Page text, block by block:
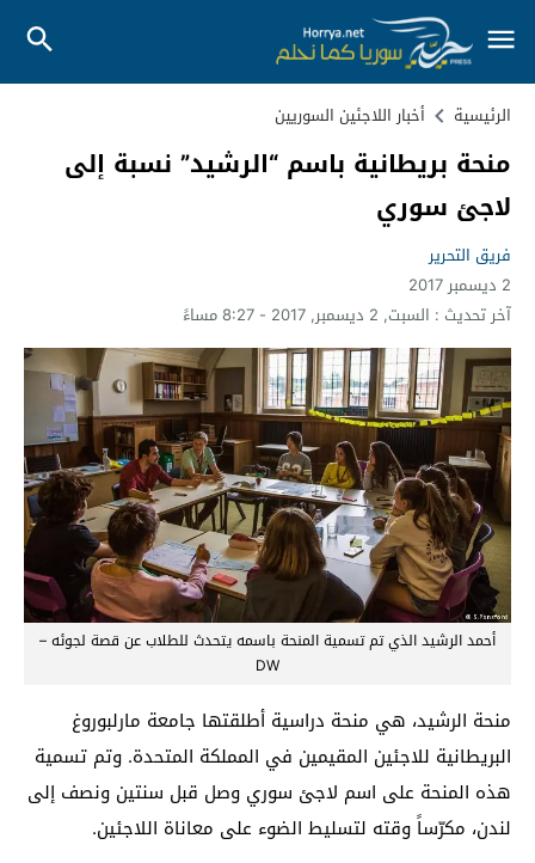
الرئيسية أخبار اللاجئين السوريين
منحة بريطانية باسم “الرشيد” نسبة إلى
لاجئ سوري
فريق التحرير
2 ديسمبر 2017
آخر تحديث : السبت, 2 ديسمبر, 2017 - 8:27 مساءً
أحمد الرشيد الذي تم تسمية المنحة باسمه يتحدث للطلاب عن قصة لجوئه –
DW
منحة الرشيد، هي منحة دراسية أطلقتها جامعة مارلبوروغ
البريطانية للاجئين المقيمين في المملكة المتحدة. وتم تسمية
هذه المنحة على اسم لاجئ سوري وصل قبل سنتين ونصف إلى
لندن، مكرّساً وقته لتسليط الضوء على معاناة اللاجئين.